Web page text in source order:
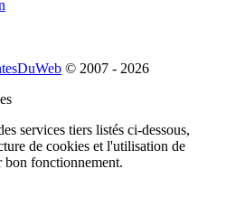
© 2007 - 2026
services tiers listés ci-dessous,
de cookies et l'utilisation de
bon fonctionnement.